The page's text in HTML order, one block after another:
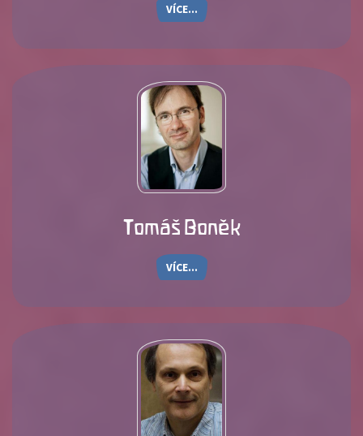
VÍCE...
Tomáš Boněk
VÍCE...